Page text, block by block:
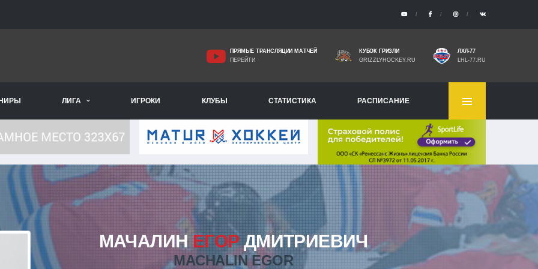
ПРЯМЫЕ ТРАНСЛЯЦИИ МАТЧЕЙ
ПЕРЕЙТИ
КУБОК ГРИЗЛИ
GRIZZLYHOCKEY.RU
ЛХЛ-77
LHL-77.RU
ЛИГА ИГРОКИ КЛУБЫ СТАТИСТИКА РАСПИСАНИЕ
МАЧАЛИНЕГОРДМИТРИЕВИЧ
MACHALIN EGOR